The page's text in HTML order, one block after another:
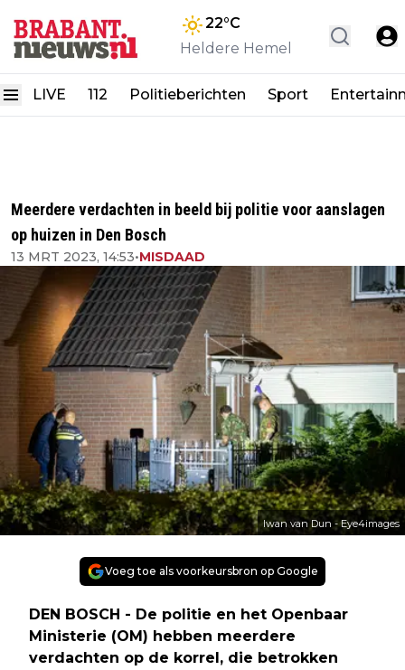
22°C
Heldere Hemel
LIVE 112 Politieberichten Sport
Meerdere verdachten in beeld bij politie voor aanslagen
op huizen in Den Bosch
13 MRT 2023, 14:53•MISDAAD
Iwan van Dun - Eye4images
Voeg toe als voorkeursbron op Google
DEN BOSCH - De politie en het Openbaar
Ministerie (OM) hebben meerdere
verdachten op de korrel, die betrokken